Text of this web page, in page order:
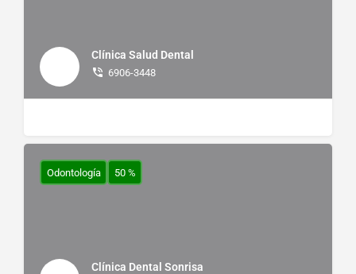
Clínica Salud Dental
6906-3448
Clínica Dental Sonrisa
Odontología 50 %